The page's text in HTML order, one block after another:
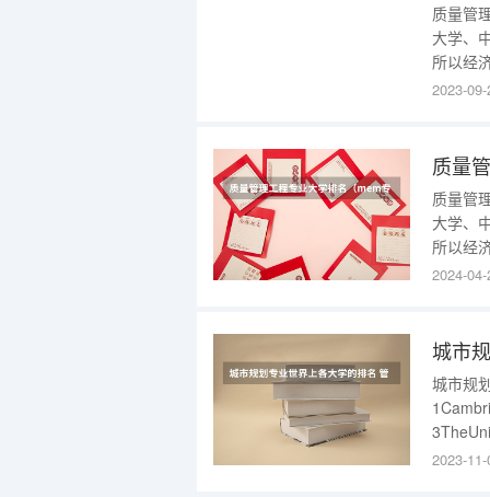
质量管
大学、
所以经
学、艺
2023-
质量
质量管
大学、
所以经
学、艺
2024-
城市规
大学
2023-